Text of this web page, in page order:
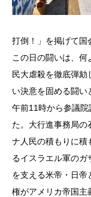
打倒！」を掲げて国
この日の闘いは、何
民大虐殺を徹底弾劾
い決意を固める闘い
午前11時から参議
た。大行進事務局の
ナ人民の積もりに積
るイスラエル軍の
を支える米帝・日帝
権がアメリカ帝国主